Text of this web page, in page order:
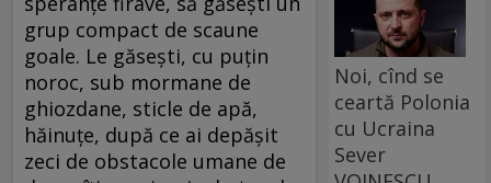
grup compact de scaune
goale. Le găseşti, cu puţin
noroc, sub mormane de
ghiozdane, sticle de apă,
hăinuţe, după ce ai depăşit
zeci de obstacole umane de
Noi, cînd se
ceartă Polonia
cu Ucraina
Sever